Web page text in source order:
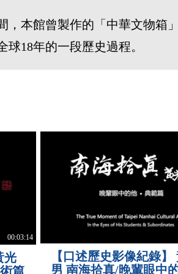
，本館曾製作的「中華文物
18年的一段歷史過程。
00:03:14
光
篇
【口述歷史影像紀錄】
男 南海拾真/晚輩眼中